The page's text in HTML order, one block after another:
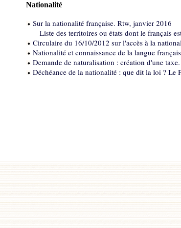
Nationalité
Sur la nationalité française. Rtw, janvier 2016
- Liste des territoires ou états dont le français
Circulaire du 16/10/2012 sur l'accès à la
Nationalité et connaissance de la langue
Demande de naturalisation : création d'une taxe.
Déchéance de la nationalité : que dit la loi ? Le